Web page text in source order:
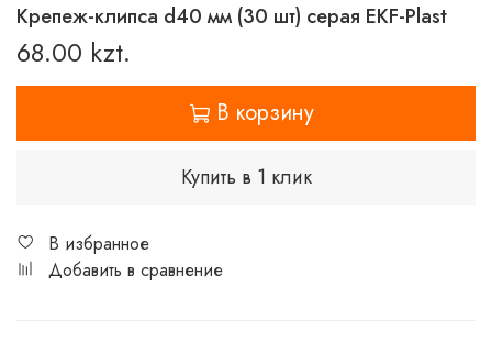
Крепеж-клипса d40 мм (30 шт) серая EKF-Plast
68.00 kzt.
В корзину
Купить в 1 клик
В избранное
Добавить в сравнение